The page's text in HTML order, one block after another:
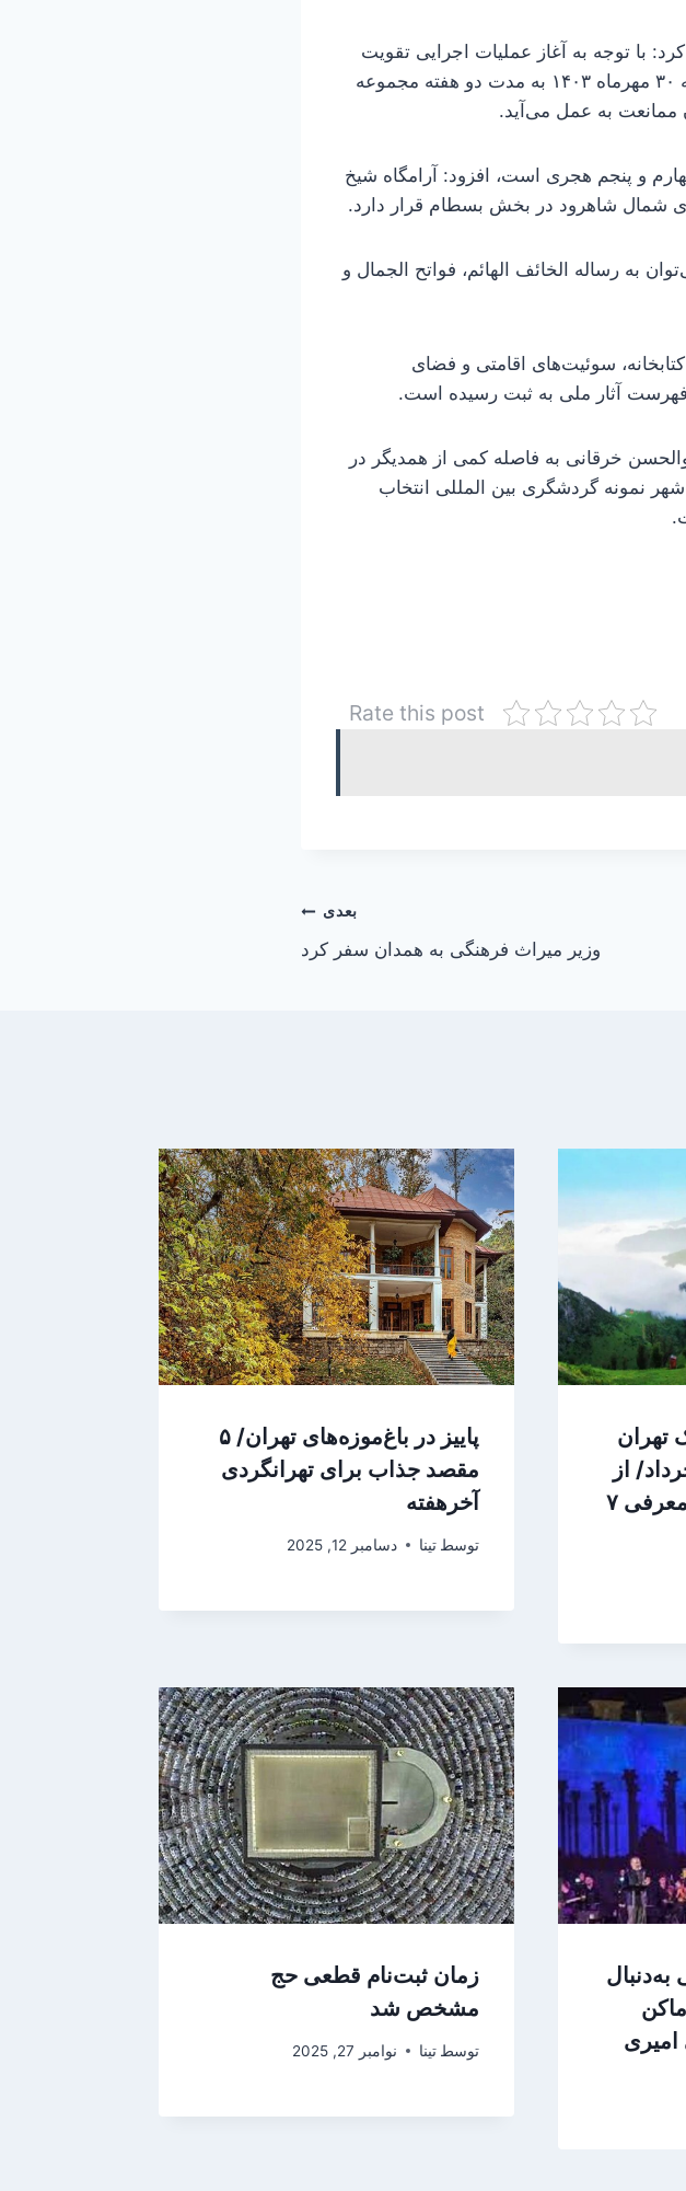
خبر اظهار کرد: با توجه به آغاز عملیات اجرایی تقویت
بستر داخلی آرامگاه شیخ ابوالحسن خرقانی، از فردا دوشنبه ۳۰ مهرماه ۱۴۰۳ به مدت دو هفته مجموعه
به عمل می‌آید.
و پنجم هجری است، افزود: آرامگاه شیخ
به رساله الخائف الهائم، فواتح الجمال و
سوئیت‌های اقامتی و فضای
خرقانی به فاصله کمی از همدیگر در
نمونه گردشگری بین المللی انتخاب
Rate this post
بعدی
وزیر میراث فرهنگی به همدان سفر کرد
تهران
از
فیلبند تا جنت رودبار؛ معرفی ۷
پاییز در باغ‌موزه‌های تهران/ ۵
مقصد جذاب برای تهرانگردی
آخرهفته
توسط تینا دسامبر 12, 2025
زمان ثبت‌نام قطعی حج
مشخص شد
توسط تینا نوامبر 27, 2025